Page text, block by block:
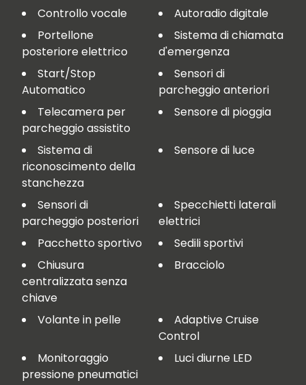
Controllo vocale
Autoradio digitale
Portellone
posteriore elettrico
Sistema di chiamata
d'emergenza
Start/Stop
Automatico
Sensori di
parcheggio anteriori
Telecamera per
parcheggio assistito
Sensore di pioggia
Sistema di
riconoscimento della
stanchezza
Sensore di luce
Sensori di
parcheggio posteriori
Specchietti laterali
elettrici
Pacchetto sportivo
Sedili sportivi
Chiusura
centralizzata senza
chiave
Bracciolo
Volante in pelle
Adaptive Cruise
Control
Monitoraggio
pressione pneumatici
Luci diurne LED